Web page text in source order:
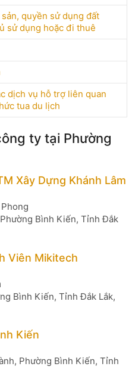
quyền sử dụng đất
sử dụng hoặc đi thuê
dịch vụ hỗ trợ liên quan
tua du lịch
ty tại Phường
Xây Dựng Khánh Lâm
Bình Kiến, Tỉnh Đắk
Viên Mikitech
Bình Kiến, Tỉnh Đắk Lắk,
Kiến
Phường Bình Kiến, Tỉnh